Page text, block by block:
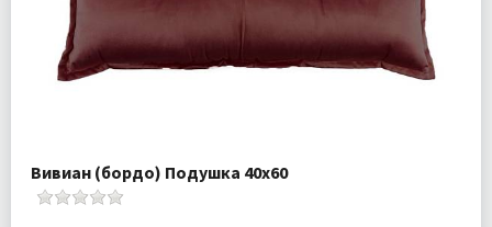
Вивиан (бордо) Подушка 40х60